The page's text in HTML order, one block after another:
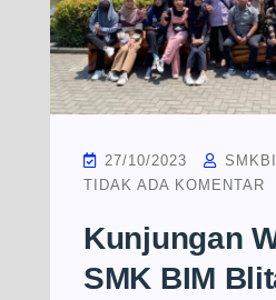
27/10/2023
TIDAK ADA KOMENTAR
Kunjungan
SMK BIM